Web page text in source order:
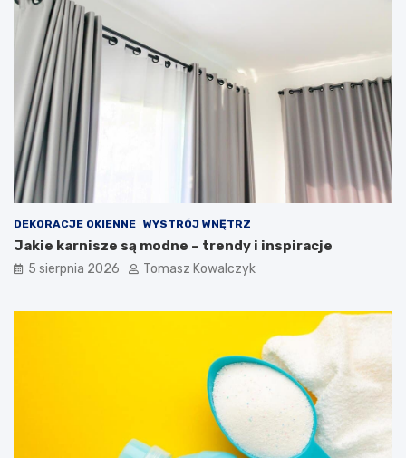
DEKORACJE OKIENNE WYSTRÓJ WNĘTRZ
Jakie karnisze są modne – trendy i inspiracje
5 sierpnia 2026 Tomasz Kowalczyk